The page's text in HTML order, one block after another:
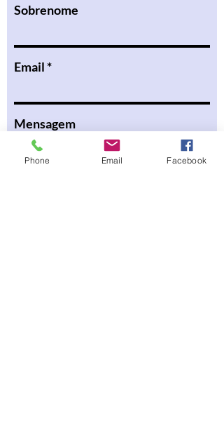
Sobrenome
Email
Mensagem
Phone Email Facebook